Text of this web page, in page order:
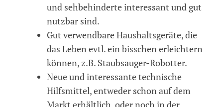
und sehbehinderte interessant und gut
nutzbar sind.
Gut verwendbare Haushaltsgeräte, die
das Leben evtl. ein bisschen erleichtern
können, z.B. Staubsauger-Robotter.
Neue und interessante technische
Hilfsmittel, entweder schon auf dem
Markt erhältlich, oder noch in der